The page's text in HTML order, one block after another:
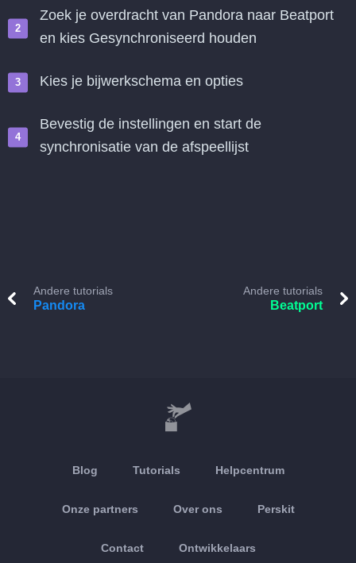
Zoek je overdracht van Pandora naar Beatport
en kies Gesynchroniseerd houden
Kies je bijwerkschema en opties
Bevestig de instellingen en start de
synchronisatie van de afspeellijst
Andere tutorials
Pandora
Andere tutorials
Beatport
Blog Tutorials Helpcentrum
Onze partners Over ons Perskit
Contact Ontwikkelaars